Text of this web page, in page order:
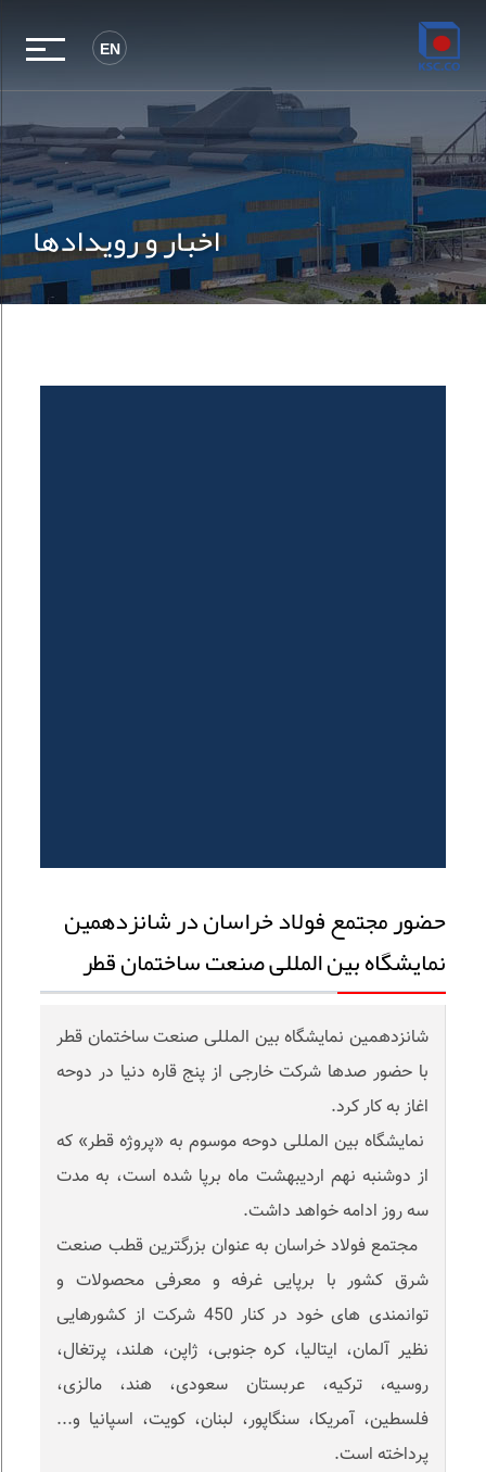
EN
اخبار و رویدادها
حضور مجتمع فولاد خراسان در شانزدهمین
نمایشگاه بین المللی صنعت ساختمان قطر
شانزدهمین نمایشگاه بین المللی صنعت ساختمان قطر
با حضور صدها شرکت خارجی از پنج قاره دنیا در دوحه
اغاز به کار کرد.
نمایشگاه بین المللی دوحه موسوم به «پروژه قطر» که
از دوشنبه نهم اردیبهشت ماه برپا شده است، به مدت
سه روز ادامه خواهد داشت.
مجتمع فولاد خراسان به عنوان بزرگترین قطب صنعت
شرق کشور با برپایی غرفه و معرفی محصولات و
توانمندی های خود در کنار 450 شرکت از کشورهایی
نظیر آلمان، ایتالیا، کره جنوبی، ژاپن، هلند، پرتغال،
روسیه، ترکیه، عربستان سعودی، هند، مالزی،
فلسطین، آمریکا، سنگاپور، لبنان، کویت، اسپانیا و...
پرداخته است.